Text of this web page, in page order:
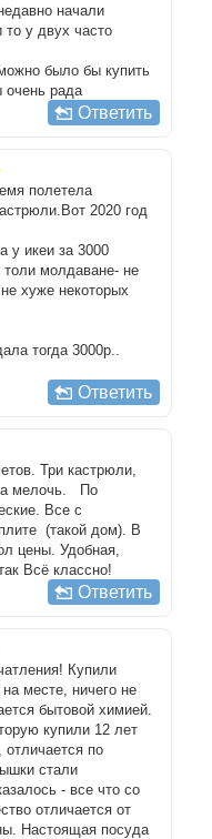
начали
то у двух часто
было бы купить
рада
Ответить
полетела
2020 год
у икеи за 3000
толи молдаване- не
хуже некоторых
тогда 3000р..
Ответить
Три кастрюли,
мелочь. По
Все с
(такой дом). В
цены. Удобная,
Всё классно!
Ответить
Купили
месте, ничего не
бытовой химией.
купили 12 лет
отличается по
стали
- все что со
отличается от
Настоящая посуда